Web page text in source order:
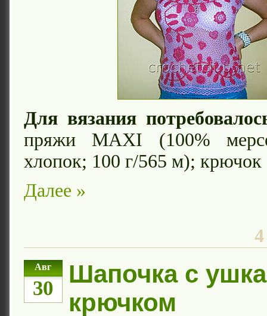
Для вязания
пряжи MAXI (100%
хлопок; 100 г/565 м);
Далее »
Авг
30
Шапочка с
крючком